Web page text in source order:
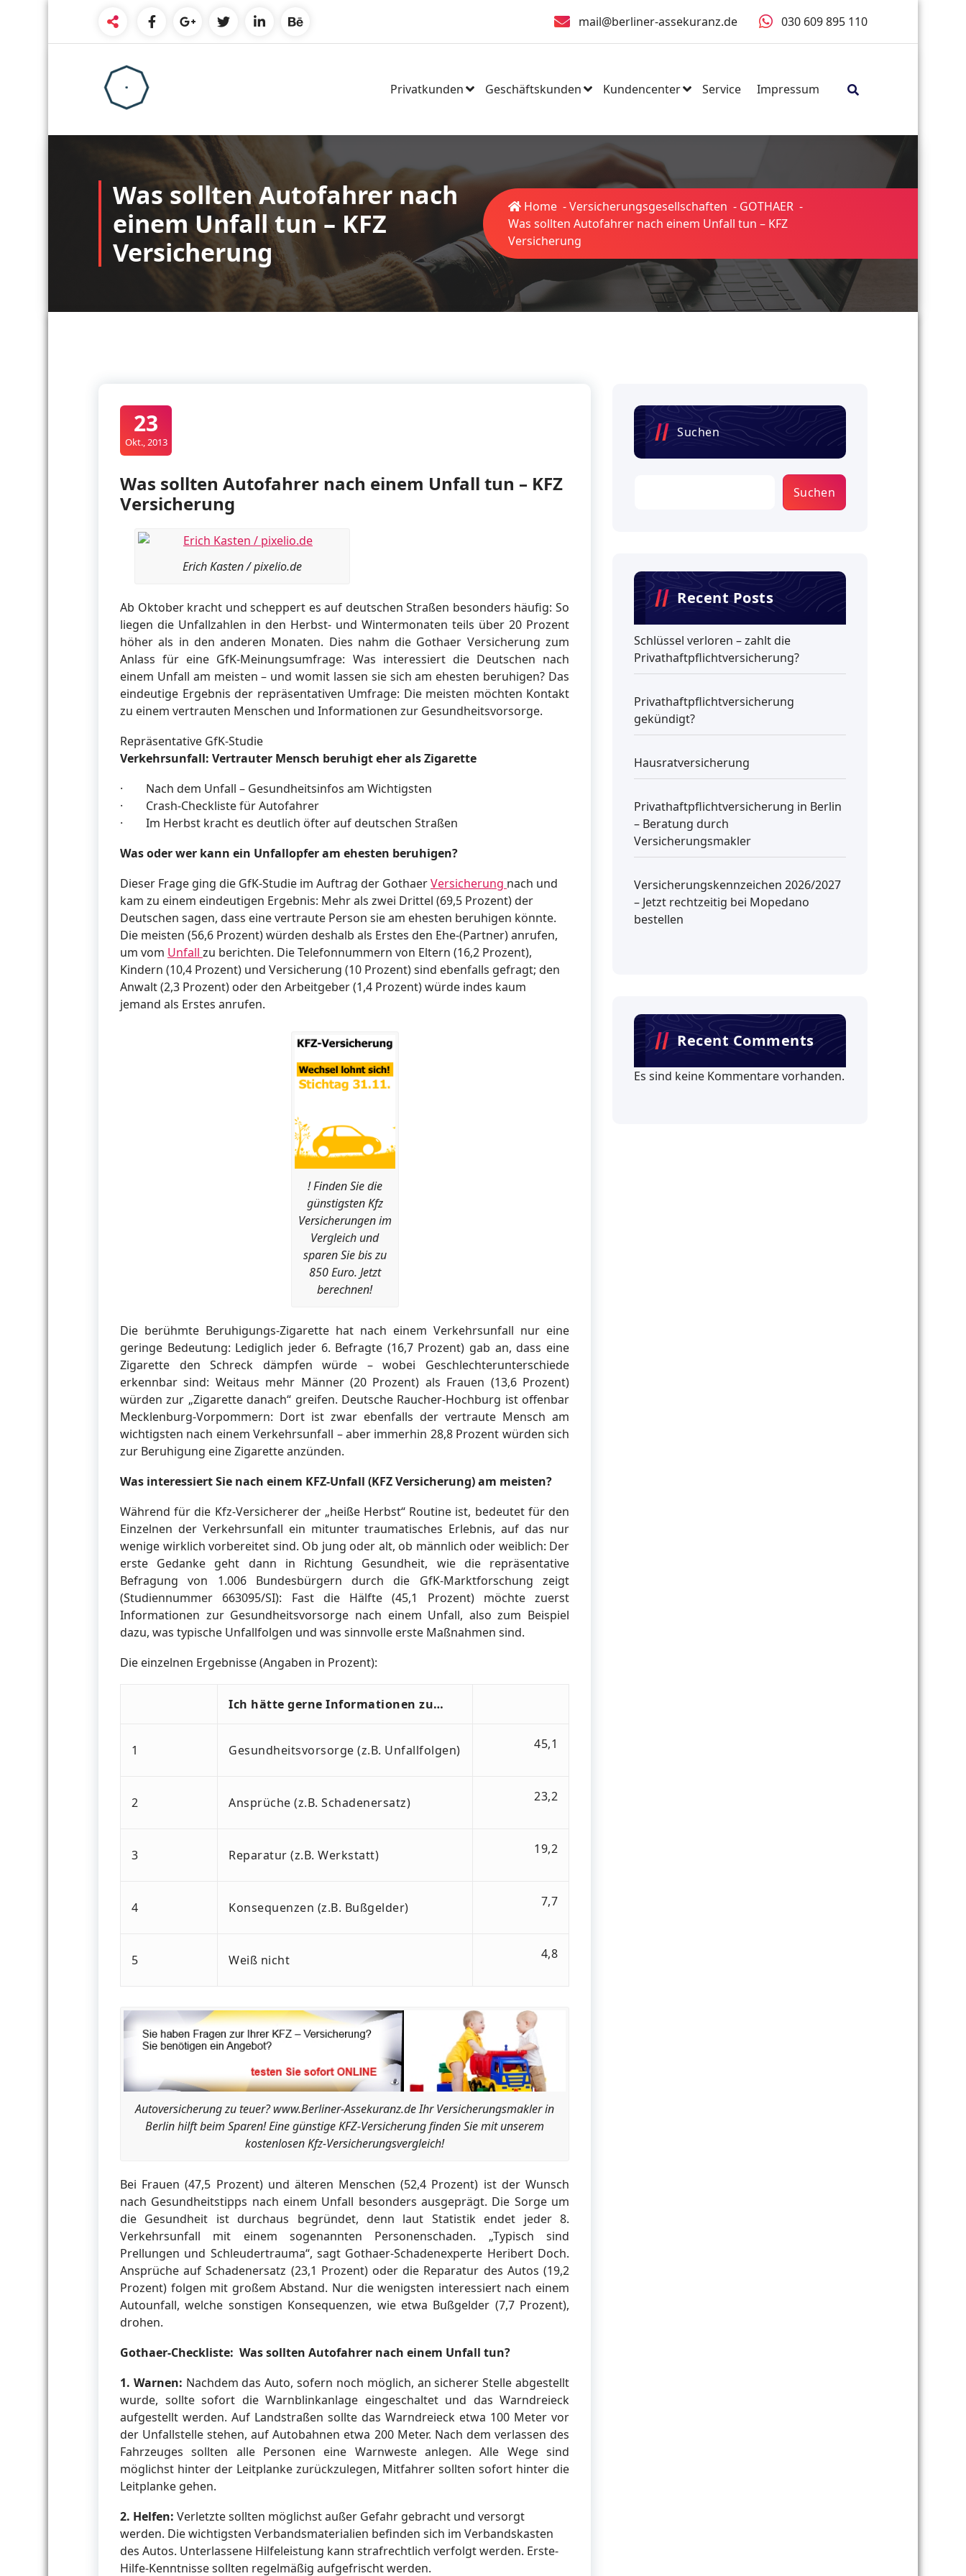
content
mail@berliner-assekuranz.de 030 609 895 110
Privatkunden Geschäftskunden Kundencenter Service Impressum
Was sollten Autofahrer nach
einem Unfall tun – KFZ
Versicherung
Home -Versicherungsgesellschaften - GOTHAER -
Was sollten Autofahrer nach einem Unfall tun – KFZ
Versicherung
23
Okt., 2013
Was sollten Autofahrer nach einem Unfall tun – KFZ
Versicherung
Erich Kasten / pixelio.de
Ab Oktober kracht und scheppert es auf deutschen Straßen besonders häufig: So
liegen die Unfallzahlen in den Herbst- und Wintermonaten teils über 20 Prozent
höher als in den anderen Monaten. Dies nahm die Gothaer Versicherung zum
Anlass für eine GfK-Meinungsumfrage: Was interessiert die Deutschen nach
einem Unfall am meisten – und womit lassen sie sich am ehesten beruhigen? Das
eindeutige Ergebnis der repräsentativen Umfrage: Die meisten möchten Kontakt
zu einem vertrauten Menschen und Informationen zur Gesundheitsvorsorge.
Repräsentative GfK-Studie
Verkehrsunfall: Vertrauter Mensch beruhigt eher als Zigarette
· Nach dem Unfall – Gesundheitsinfos am Wichtigsten
· Crash-Checkliste für Autofahrer
· Im Herbst kracht es deutlich öfter auf deutschen Straßen
Was oder wer kann ein Unfallopfer am ehesten beruhigen?
Dieser Frage ging die GfK-Studie im Auftrag der GothaerVersicherung nach und
kam zu einem eindeutigen Ergebnis: Mehr als zwei Drittel (69,5 Prozent) der
Deutschen sagen, dass eine vertraute Person sie am ehesten beruhigen könnte.
Die meisten (56,6 Prozent) würden deshalb als Erstes den Ehe-(Partner) anrufen,
um vom Unfall zu berichten. Die Telefonnummern von Eltern (16,2 Prozent),
Kindern (10,4 Prozent) und Versicherung (10 Prozent) sind ebenfalls gefragt; den
Anwalt (2,3 Prozent) oder den Arbeitgeber (1,4 Prozent) würde indes kaum
jemand als Erstes anrufen.
! Finden Sie die
günstigsten Kfz
Versicherungen im
Vergleich und
sparen Sie bis zu
850 Euro. Jetzt
berechnen!
Die berühmte Beruhigungs-Zigarette hat nach einem Verkehrsunfall nur eine
geringe Bedeutung: Lediglich jeder 6. Befragte (16,7 Prozent) gab an, dass eine
Zigarette den Schreck dämpfen würde – wobei Geschlechterunterschiede
erkennbar sind: Weitaus mehr Männer (20 Prozent) als Frauen (13,6 Prozent)
würden zur „Zigarette danach“ greifen. Deutsche Raucher-Hochburg ist offenbar
Mecklenburg-Vorpommern: Dort ist zwar ebenfalls der vertraute Mensch am
wichtigsten nach einem Verkehrsunfall – aber immerhin 28,8 Prozent würden sich
zur Beruhigung eine Zigarette anzünden.
Was interessiert Sie nach einem KFZ-Unfall (KFZ Versicherung) am meisten?
Während für die Kfz-Versicherer der „heiße Herbst“ Routine ist, bedeutet für den
Einzelnen der Verkehrsunfall ein mitunter traumatisches Erlebnis, auf das nur
wenige wirklich vorbereitet sind. Ob jung oder alt, ob männlich oder weiblich: Der
erste Gedanke geht dann in Richtung Gesundheit, wie die repräsentative
Befragung von 1.006 Bundesbürgern durch die GfK-Marktforschung zeigt
(Studiennummer 663095/SI): Fast die Hälfte (45,1 Prozent) möchte zuerst
Informationen zur Gesundheitsvorsorge nach einem Unfall, also zum Beispiel
dazu, was typische Unfallfolgen und was sinnvolle erste Maßnahmen sind.
Die einzelnen Ergebnisse (Angaben in Prozent):
Ich hätte gerne Informationen zu…
1 Gesundheitsvorsorge (z.B. Unfallfolgen) 45,1
2 Ansprüche (z.B. Schadenersatz) 23,2
3 Reparatur (z.B. Werkstatt) 19,2
4 Konsequenzen (z.B. Bußgelder) 7,7
5 Weiß nicht 4,8
Autoversicherung zu teuer? www.Berliner-Assekuranz.de Ihr Versicherungsmakler in
Berlin hilft beim Sparen! Eine günstige KFZ-Versicherung finden Sie mit unserem
kostenlosen Kfz-Versicherungsvergleich!
Bei Frauen (47,5 Prozent) und älteren Menschen (52,4 Prozent) ist der Wunsch
nach Gesundheitstipps nach einem Unfall besonders ausgeprägt. Die Sorge um
die Gesundheit ist durchaus begründet, denn laut Statistik endet jeder 8.
Verkehrsunfall mit einem sogenannten Personenschaden. „Typisch sind
Prellungen und Schleudertrauma“, sagt Gothaer-Schadenexperte Heribert Doch.
Ansprüche auf Schadenersatz (23,1 Prozent) oder die Reparatur des Autos (19,2
Prozent) folgen mit großem Abstand. Nur die wenigsten interessiert nach einem
Autounfall, welche sonstigen Konsequenzen, wie etwa Bußgelder (7,7 Prozent),
drohen.
Gothaer-Checkliste: Was sollten Autofahrer nach einem Unfall tun?
1. Warnen: Nachdem das Auto, sofern noch möglich, an sicherer Stelle abgestellt
wurde, sollte sofort die Warnblinkanlage eingeschaltet und das Warndreieck
aufgestellt werden. Auf Landstraßen sollte das Warndreieck etwa 100 Meter vor
der Unfallstelle stehen, auf Autobahnen etwa 200 Meter. Nach dem verlassen des
Fahrzeuges sollten alle Personen eine Warnweste anlegen. Alle Wege sind
möglichst hinter der Leitplanke zurückzulegen, Mitfahrer sollten sofort hinter die
Leitplanke gehen.
2. Helfen: Verletzte sollten möglichst außer Gefahr gebracht und versorgt
werden. Die wichtigsten Verbandsmaterialien befinden sich im Verbandskasten
des Autos. Unterlassene Hilfeleistung kann strafrechtlich verfolgt werden. Erste-
Hilfe-Kenntnisse sollten regelmäßig aufgefrischt werden.
Suchen
Suchen
Recent Posts
Schlüssel verloren – zahlt die
Privathaftpflichtversicherung?
Privathaftpflichtversicherung
gekündigt?
Hausratversicherung
Privathaftpflichtversicherung in Berlin
– Beratung durch
Versicherungsmakler
Versicherungskennzeichen 2026/2027
– Jetzt rechtzeitig bei Mopedano
bestellen
Recent Comments
Es sind keine Kommentare vorhanden.